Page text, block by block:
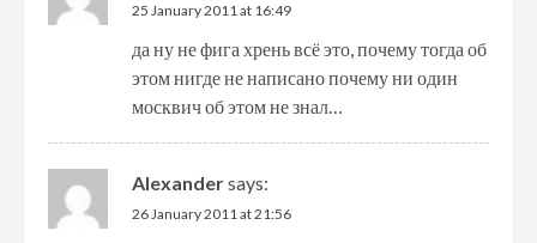
25 January 2011 at 16:49
да ну не фига хрень всё это, почему тогда об
этом нигде не написано почему ни один
москвич об этом не знал…
Alexandersays:
26 January 2011 at 21:56